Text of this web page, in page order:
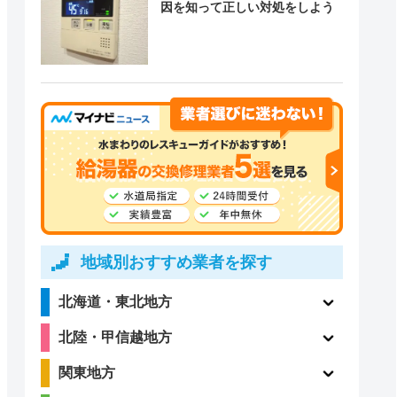
因を知って正しい対処をしよう
地域別おすすめ業者を探す
北海道・東北地方
北陸・甲信越地方
関東地方